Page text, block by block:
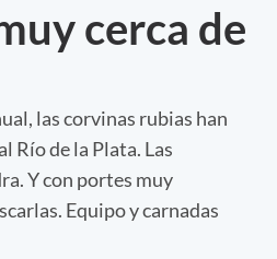
cerca de
las corvinas rubias han
Río de la Plata. Las
Y con portes muy
Equipo y carnadas